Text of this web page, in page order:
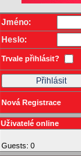
Jméno:
Heslo:
Trvale přihlásit?
Nová Registrace
Uživatelé online
Guests: 0